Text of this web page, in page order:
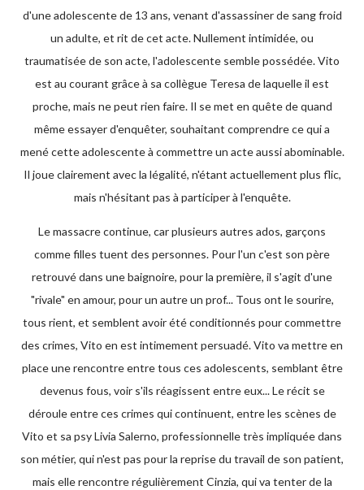
d'une adolescente de 13 ans, venant d'assassiner de sang froid
un adulte, et rit de cet acte. Nullement intimidée, ou
traumatisée de son acte, l'adolescente semble possédée. Vito
est au courant grâce à sa collègue Teresa de laquelle il est
proche, mais ne peut rien faire. Il se met en quête de quand
même essayer d'enquêter, souhaitant comprendre ce qui a
mené cette adolescente à commettre un acte aussi abominable.
Il joue clairement avec la légalité, n'étant actuellement plus flic,
mais n'hésitant pas à participer à l'enquête.
Le massacre continue, car plusieurs autres ados, garçons
comme filles tuent des personnes. Pour l'un c'est son père
retrouvé dans une baignoire, pour la première, il s'agit d'une
"rivale" en amour, pour un autre un prof... Tous ont le sourire,
tous rient, et semblent avoir été conditionnés pour commettre
des crimes, Vito en est intimement persuadé. Vito va mettre en
place une rencontre entre tous ces adolescents, semblant être
devenus fous, voir s'ils réagissent entre eux... Le récit se
déroule entre ces crimes qui continuent, entre les scènes de
Vito et sa psy Livia Salerno, professionnelle très impliquée dans
son métier, qui n'est pas pour la reprise du travail de son patient,
mais elle rencontre régulièrement Cinzia, qui va tenter de la